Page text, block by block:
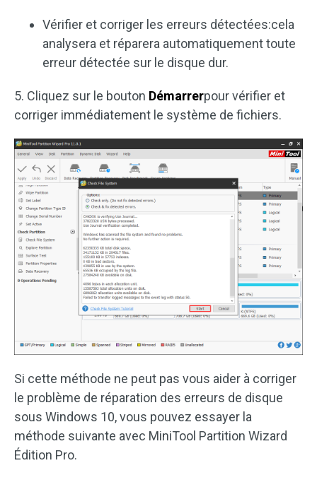
Vérifier et corriger les erreurs détectées:cela
analysera et réparera automatiquement toute
erreur détectée sur le disque dur.
5. Cliquez sur le bouton Démarrerpour vérifier et
corriger immédiatement le système de fichiers.
Si cette méthode ne peut pas vous aider à corriger
le problème de réparation des erreurs de disque
sous Windows 10, vous pouvez essayer la
méthode suivante avec MiniTool Partition Wizard
Édition Pro.